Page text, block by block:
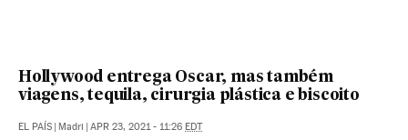
Hollywood entrega Oscar, mas também
viagens, tequila, cirurgia plástica e biscoito
EL PAÍS Madri APR 23, 2021 - 11:26 EDT